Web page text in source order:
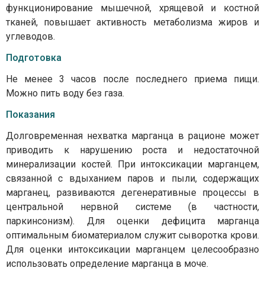
функционирование мышечной, хрящевой и костной
тканей, повышает активность метаболизма жиров и
углеводов.
Подготовка
Не менее 3 часов после последнего приема пищи.
Можно пить воду без газа.
Показания
Долговременная нехватка марганца в рационе может
приводить к нарушению роста и недостаточной
минерализации костей. При интоксикации марганцем,
связанной с вдыханием паров и пыли, содержащих
марганец, развиваются дегенеративные процессы в
центральной нервной системе (в частности,
паркинсонизм). Для оценки дефицита марганца
оптимальным биоматериалом служит сыворотка крови.
Для оценки интоксикации марганцем целесообразно
использовать определение марганца в моче.